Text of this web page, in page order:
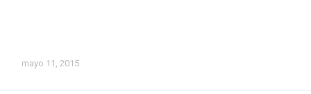
mayo 11, 2015